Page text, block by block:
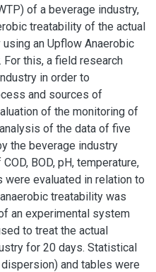
of a beverage industry,
treatability of the actual
an Upflow Anaerobic
For this, a field research
in order to
and sources of
of the monitoring of
of the data of five
the beverage industry
BOD, pH, temperature,
were evaluated in relation to
treatability was
an experimental system
to treat the actual
for 20 days. Statistical
and tables were